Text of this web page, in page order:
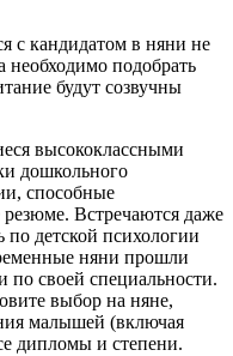
с кандидатом в няни не
необходимо подобрать
будут созвучны
высококлассными
дошкольного
способные
резюме. Встречаются даже
детской психологии
няни прошли
по своей специальности.
выбор на няне,
малышей (включая
дипломы и степени.